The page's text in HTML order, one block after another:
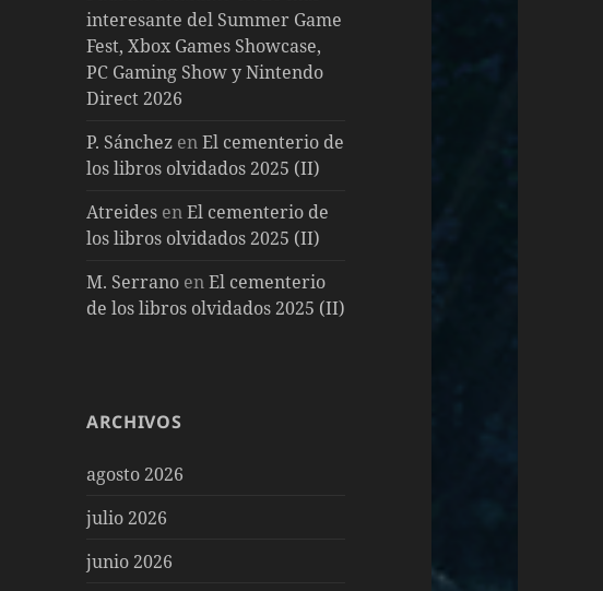
interesante del Summer Game
Fest, Xbox Games Showcase,
PC Gaming Show y Nintendo
Direct 2026
P. Sánchez enEl cementerio de
los libros olvidados 2025 (II)
Atreides enEl cementerio de
los libros olvidados 2025 (II)
M. Serrano enEl cementerio
de los libros olvidados 2025 (II)
ARCHIVOS
agosto 2026
julio 2026
junio 2026